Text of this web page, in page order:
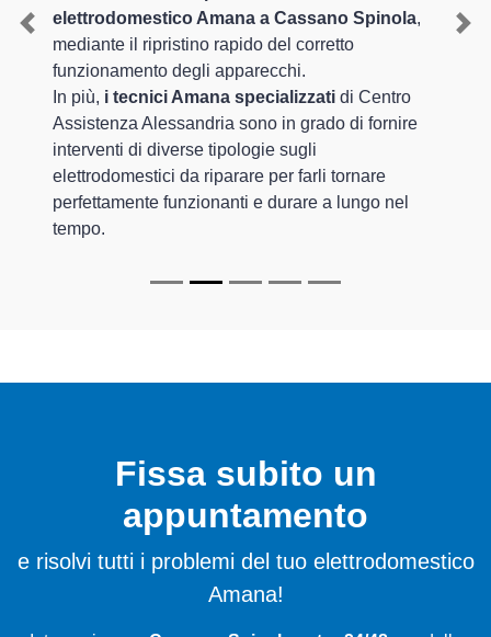
elettrodomestico Amana a Cassano Spinola,
mediante il ripristino rapido del corretto
funzionamento degli apparecchi.
In più, i tecnici Amana specializzati di Centro
Assistenza Alessandria sono in grado di fornire
interventi di diverse tipologie sugli
elettrodomestici da riparare per farli tornare
perfettamente funzionanti e durare a lungo nel
tempo.
Previous
Fissa subito un
appuntamento
e risolvi tutti i problemi del tuo elettrodomestico
Amana!